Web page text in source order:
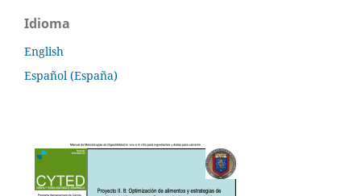
Idioma
English
Español (España)